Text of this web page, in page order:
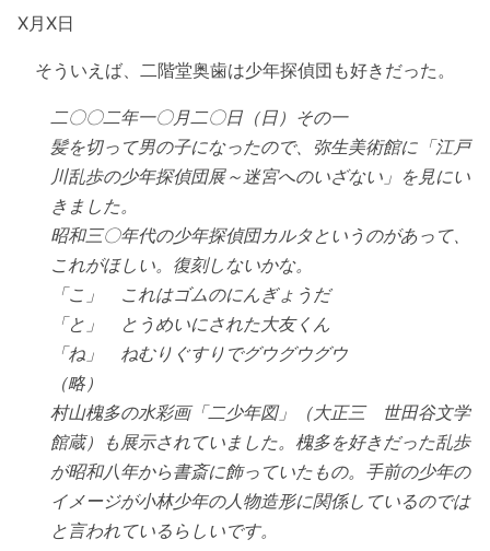
X月X日
そういえば、二階堂奥歯は少年探偵団も好きだった。
二〇〇二年一〇月二〇日（日）その一
髪を切って男の子になったので、弥生美術館に「江戸
川乱歩の少年探偵団展～迷宮へのいざない」を見にい
きました。
昭和三〇年代の少年探偵団カルタというのがあって、
これがほしい。復刻しないかな。
「こ」 これはゴムのにんぎょうだ
「と」 とうめいにされた大友くん
「ね」 ねむりぐすりでグウグウグウ
（略）
村山槐多の水彩画「二少年図」（大正三 世田谷文学
館蔵）も展示されていました。槐多を好きだった乱歩
が昭和八年から書斎に飾っていたもの。手前の少年の
イメージが小林少年の人物造形に関係しているのでは
と言われているらしいです。